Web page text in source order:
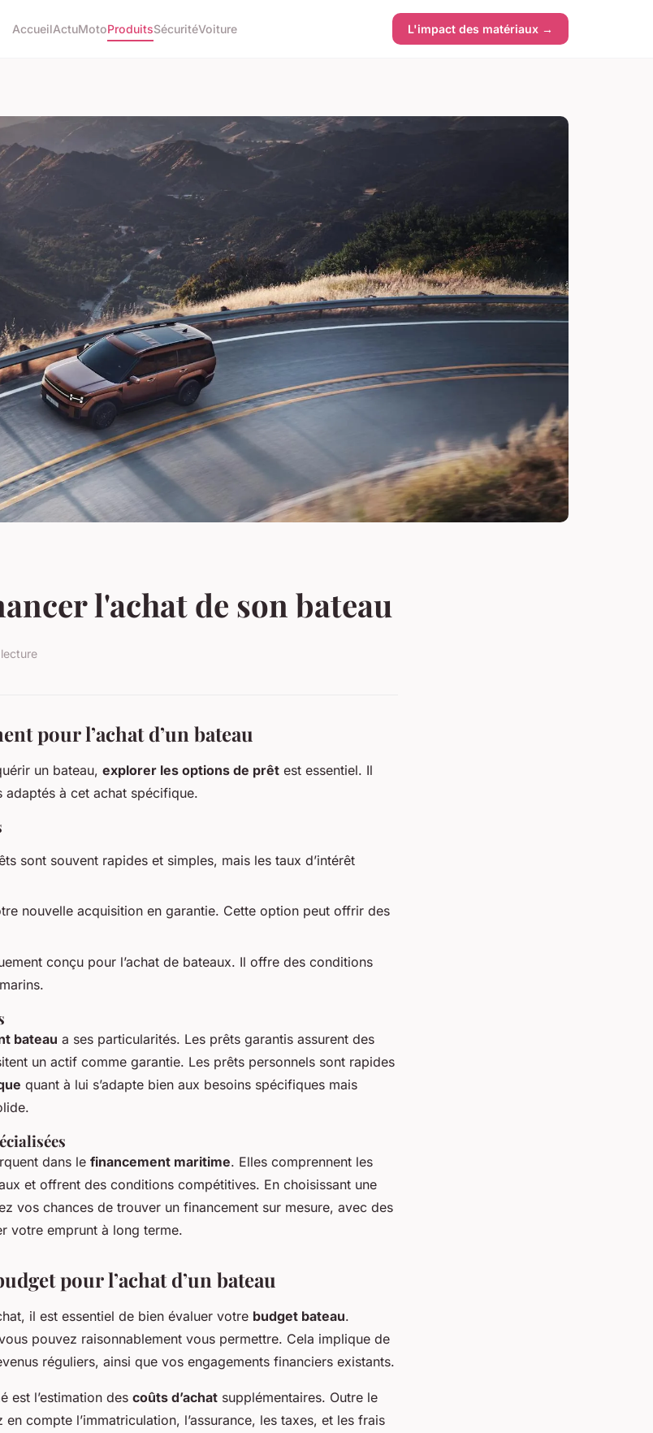
AccueilActuMotoProduitsSécuritéVoiture L'impact des matériaux →
l'achat de son bateau
pour l’achat d’un bateau
un bateau, explorer les options de prêt est essentiel. Il
à cet achat spécifique.
sont souvent rapides et simples, mais les taux d’intérêt
nouvelle acquisition en garantie. Cette option peut offrir des
conçu pour l’achat de bateaux. Il offre des conditions
bateau a ses particularités. Les prêts garantis assurent des
un actif comme garantie. Les prêts personnels sont rapides
quant à lui s’adapte bien aux besoins spécifiques mais
dans le financement maritime. Elles comprennent les
et offrent des conditions compétitives. En choisissant une
vos chances de trouver un financement sur mesure, avec des
votre emprunt à long terme.
pour l’achat d’un bateau
il est essentiel de bien évaluer votre budget bateau.
pouvez raisonnablement vous permettre. Cela implique de
réguliers, ainsi que vos engagements financiers existants.
est l’estimation des coûts d’achat supplémentaires. Outre le
compte l’immatriculation, l’assurance, les taxes, et les frais